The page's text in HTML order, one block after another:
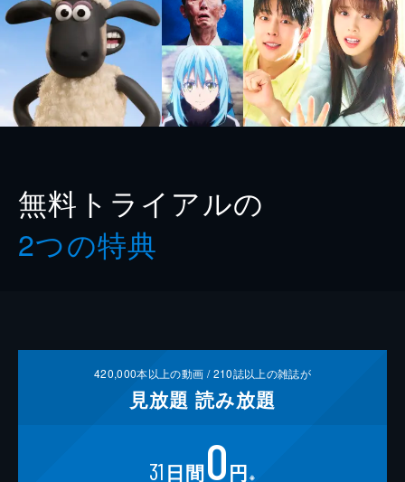
無料トライアルの
2つの特典
420,000本以上の動画 /210誌以上の雑誌が
見放題 読み放題
31 日間0円 ※